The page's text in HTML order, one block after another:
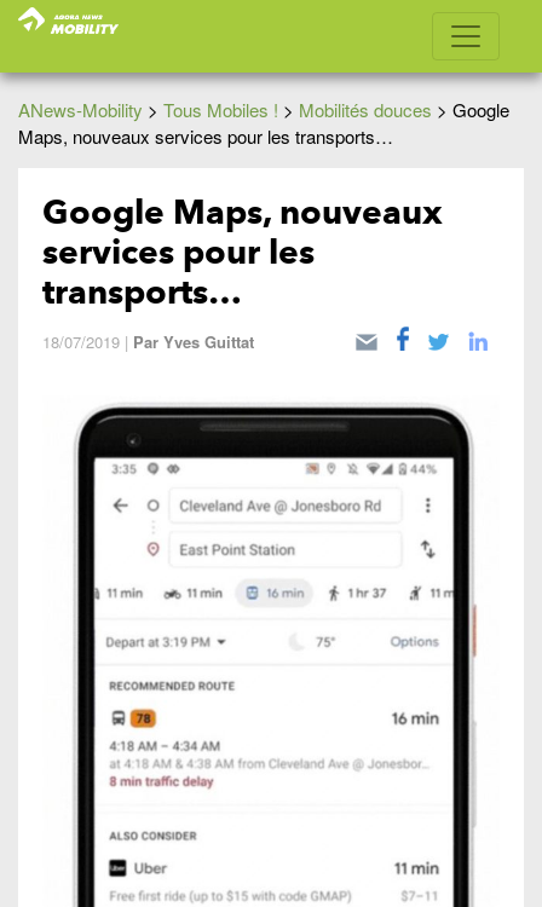
ANews-Mobility > Tous Mobiles ! > Mobilités douces > Google
Maps, nouveaux services pour les transports…
Google Maps, nouveaux
services pour les
transports…
18/07/2019 | Par Yves Guittat